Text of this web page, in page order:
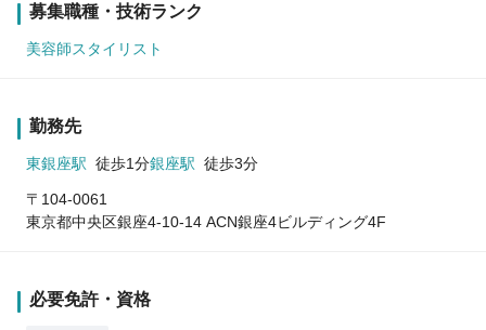
募集職種・技術ランク
美容師スタイリスト
勤務先
東銀座駅 徒歩1分銀座駅 徒歩3分
〒104-0061
東京都中央区銀座4-10-14 ACN銀座4ビルディング4F
必要免許・資格